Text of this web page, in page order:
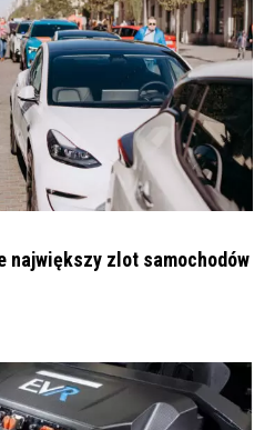
największy zlot samochodów